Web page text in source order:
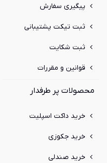
پیگیری سفارش
ثبت تیکت پشتیبانی
ثبت شکایت
قوانین و مقررات
محصولات پر طرفدار
خرید داکت اسپلیت
خرید جکوزی
خرید صندلی